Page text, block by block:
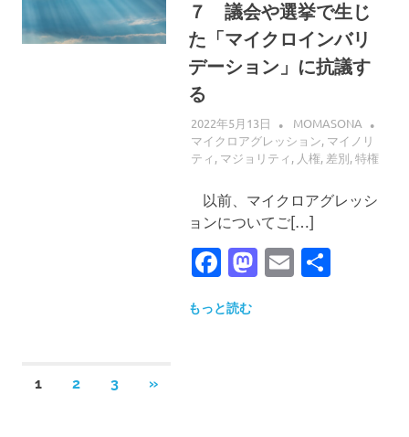
７ 議会や選挙で生じ
た「マイクロインバリ
デーション」に抗議す
る
2022年5月13日
MOMASONA
マイクロアグレッション, マイノリ
ティ , マジョリティ , 人権, 差別,特権
以前、マイクロアグレッシ
ョンについてご[…]
Facebook
Mastodon
Email
共
もっと読む
投
1 2 3
次
»